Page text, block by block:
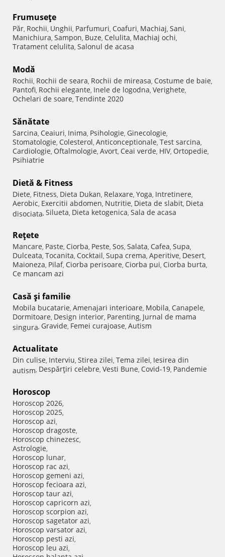
Frumuseţe
Păr, Rochii, Unghii, Parfumuri, Coafuri, Machiaj, Sani,
Manichiura, Sampon, Buze, Celulita, Machiaj ochi,
Tratament celulita, Salonul de acasa
Modă
Rochii, Rochii de seara, Rochii de mireasa, Costume de baie,
Pantofi, Rochii elegante, Inele de logodna, Verighete,
Ochelari de soare, Tendinte 2020
Sănătate
Sarcina, Ceaiuri, Inima, Psihologie, Ginecologie,
Stomatologie, Colesterol, Anticonceptionale, Test sarcina,
Cardiologie, Oftalmologie, Avort, Ceai verde, HIV, Ortopedie,
Psihiatrie
Dietă & Fitness
Diete, Fitness, Dieta Dukan, Relaxare, Yoga, Intretinere,
Aerobic, Exercitii abdomen, Nutritie, Dieta de slabit, Dieta
disociata, Silueta, Dieta ketogenica, Sala de acasa
Reţete
Mancare, Paste, Ciorba, Peste, Sos, Salata, Cafea, Supa,
Dulceata, Tocanita, Cocktail, Supa crema, Aperitive, Desert,
Maioneza, Pilaf, Ciorba perisoare, Ciorba pui, Ciorba burta,
Ce mancam azi
Casă şi familie
Mobila bucatarie, Amenajari interioare, Mobila, Canapele,
Dormitoare, Design interior, Parenting, Jurnal de mama
singura, Gravide, Femei curajoase, Autism
Actualitate
Din culise, Interviu, Stirea zilei, Tema zilei, Iesirea din
autism, Despărţiri celebre, Vesti Bune, Covid-19, Pandemie
Horoscop
Horoscop 2026,
Horoscop 2025,
Horoscop azi,
Horoscop dragoste,
Horoscop chinezesc,
Astrologie,
Horoscop lunar,
Horoscop rac azi,
Horoscop gemeni azi,
Horoscop fecioara azi,
Horoscop taur azi,
Horoscop capricorn azi,
Horoscop scorpion azi,
Horoscop sagetator azi,
Horoscop varsator azi,
Horoscop pesti azi,
Horoscop leu azi,